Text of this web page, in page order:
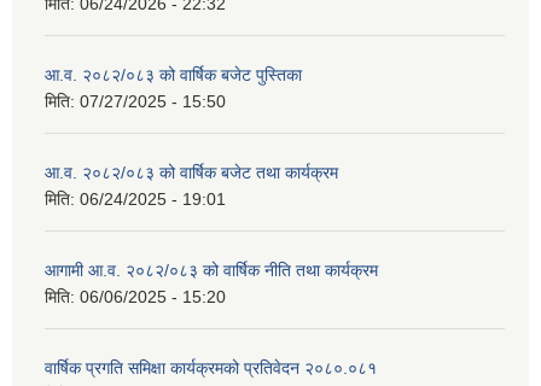
आ.व. २०८२/०८३ को वार्षिक बजेट पुस्तिका
मिति: 07/27/2025 - 15:50
आ.व. २०८२/०८३ को वार्षिक बजेट तथा कार्यक्रम
मिति: 06/24/2025 - 19:01
आगामी आ.व. २०८२/०८३ को वार्षिक नीति तथा कार्यक्रम
मिति: 06/06/2025 - 15:20
वार्षिक प्रगति समिक्षा कार्यक्रमको प्रतिवेदन २०८०.०८१